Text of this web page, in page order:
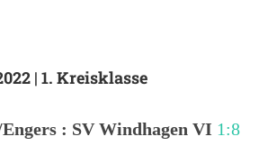
| 1. Kreisklasse
: SV Windhagen VI 1:8